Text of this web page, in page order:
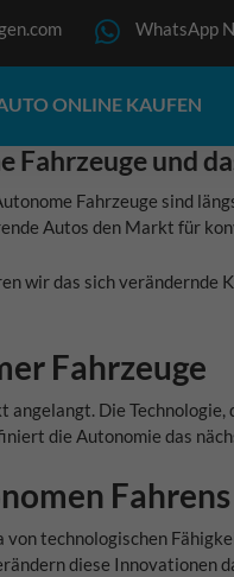
WhatsApp
ONLINE KAUFEN
und
Fahrzeuge sind
Autos den Markt für
wir das sich
Fahrzeuge
Die
die Autonomie das
Fahrens
technologischen
diese Innovationen